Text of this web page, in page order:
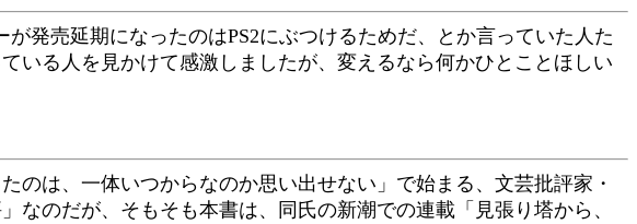
発売延期になったのはPS2にぶつけるためだ、とか言っていた人た
いる人を見かけて感激しましたが、変えるなら何かひとことほしい
のは、一体いつからなのか思い出せない」で始まる、文芸批評家・
のだが、そもそも本書は、同氏の新潮での連載「見張り塔から、